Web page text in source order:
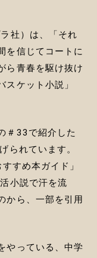
社）は、「それ
を信じてコートに
ら青春を駆け抜け
スケット小説」
＃33で紹介した
られています。
すめ本ガイド」
小説で汗を流
から、一部を引用
やっている、中学